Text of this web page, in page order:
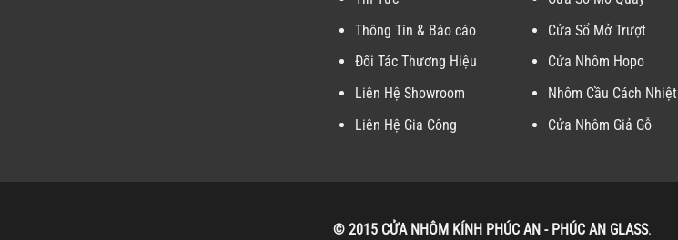
Thông Tin & Báo cáo
Đối Tác Thương Hiệu
Liên Hệ Showroom
Liên Hệ Gia Công
Cửa Sổ Mở Trượt
Cửa Nhôm Hopo
Nhôm Cầu Cách Nhiệt
Cửa Nhôm Giả Gỗ
© 2015 CỬA NHÔM KÍNH PHÚC AN - PHÚC AN GLASS.